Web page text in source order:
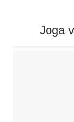
Joga